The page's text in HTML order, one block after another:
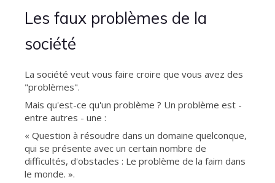
Les faux problèmes de la
société
La société veut vous faire croire que vous avez des
"problèmes".
Mais qu'est-ce qu'un problème ? Un problème est -
entre autres - une :
« Question à résoudre dans un domaine quelconque,
qui se présente avec un certain nombre de
difficultés, d'obstacles : Le problème de la faim dans
le monde. ».